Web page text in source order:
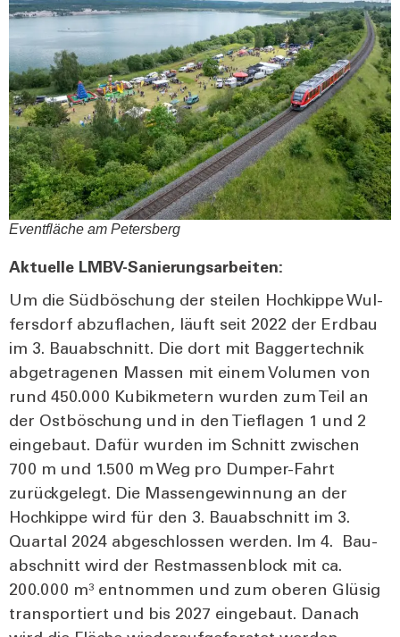
Event­flä­che am Peters­berg
Aktu­el­le LMBV-Sanie­rungs­ar­bei­ten:
Um die Süd­bö­schung der stei­len Hoch­kip­pe Wul­
fers­dorf abzu­fla­chen, läuft seit 2022 der Erd­bau
im 3. Bau­ab­schnitt. Die dort mit Bag­ger­tech­nik
abge­tra­ge­nen Mas­sen mit einem Volu­men von
rund 450.000 Kubik­me­tern wur­den zum Teil an
der Ost­bö­schung und in den Tief­la­gen 1 und 2
ein­ge­baut. Dafür wur­den im Schnitt zwi­schen
700 m und 1.500 m Weg pro Dum­per-Fahrt
zurück­ge­legt. Die Mas­sen­ge­win­nung an der
Hoch­kip­pe wird für den 3. Bau­ab­schnitt im 3.
Quar­tal 2024 abge­schlos­sen wer­den. Im 4. Bau­
ab­schnitt wird der Rest­mas­sen­block mit ca.
200.000 m³ ent­nom­men und zum obe­ren Glüsig
trans­por­tiert und bis 2027 ein­ge­baut. Danach